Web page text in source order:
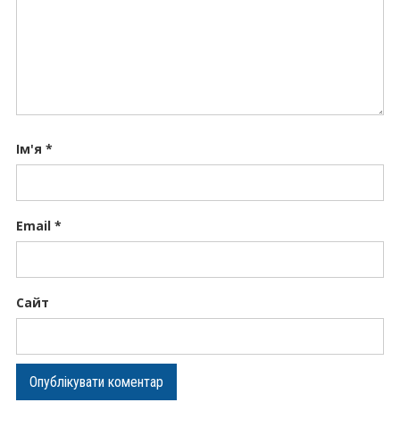
Ім'я *
Email *
Сайт